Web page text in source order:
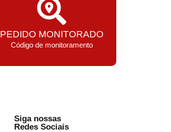
PEDIDO MONITORADO
Código de monitoramento
Siga nossas
Redes Sociais